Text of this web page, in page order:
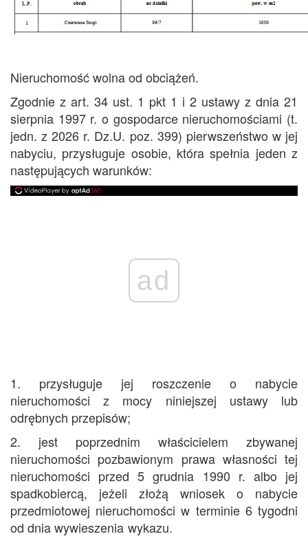
Nieruchomość wolna od obciążeń.
Zgodnie z art. 34 ust. 1 pkt 1 i 2 ustawy z dnia 21
sierpnia 1997 r. o gospodarce nieruchomościami (t.
jedn. z 2026 r. Dz.U. poz. 399) pierwszeństwo w jej
nabyciu, przysługuje osobie, która spełnia jeden z
następujących warunków:
ad
1. przysługuje jej roszczenie o nabycie
nieruchomości z mocy niniejszej ustawy lub
odrębnych przepisów;
2. jest poprzednim właścicielem zbywanej
nieruchomości pozbawionym prawa własności tej
nieruchomości przed 5 grudnia 1990 r. albo jej
spadkobiercą, jeżeli złożą wniosek o nabycie
przedmiotowej nieruchomości w terminie 6 tygodni
od dnia wywieszenia wykazu.